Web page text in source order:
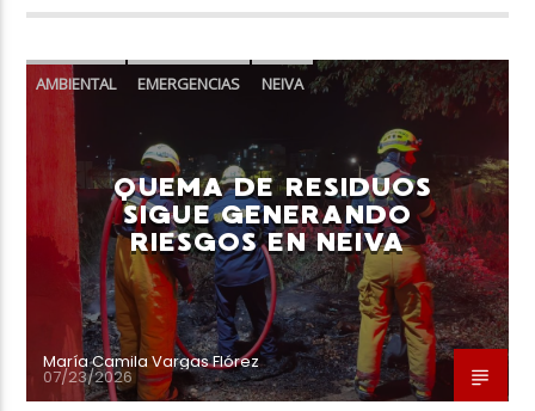
AMBIENTAL EMERGENCIAS NEIVA
QUEMA DE RESIDUOS
SIGUE GENERANDO
RIESGOS EN NEIVA
María Camila Vargas Flórez
07/23/2026